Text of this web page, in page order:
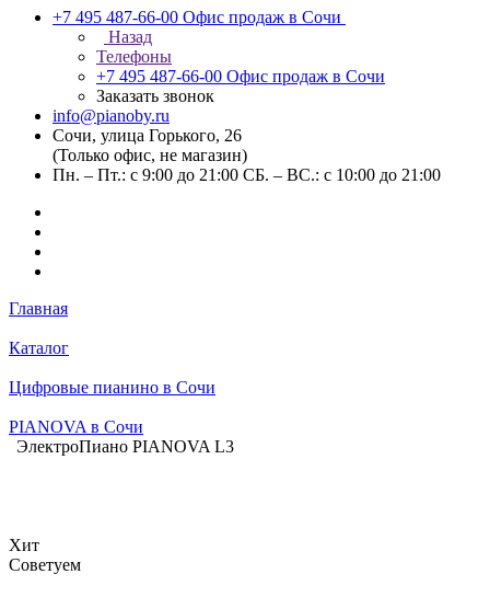
+7 495 487-66-00 Офис продаж в Сочи
Назад
Телефоны
+7 495 487-66-00 Офис продаж в Сочи
Заказать звонок
info@pianoby.ru
Сочи, улица Горького, 26
(Только офис, не магазин)
Пн. – Пт.: с 9:00 до 21:00 СБ. – ВС.: с 10:00 до 21:00
Главная
Каталог
Цифровые пианино в Сочи
PIANOVA в Сочи
ЭлектроПиано PIANOVA L3
Хит
Советуем